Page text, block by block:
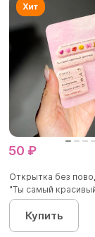
50 ₽
Открытка без
"Ты самый
Купить